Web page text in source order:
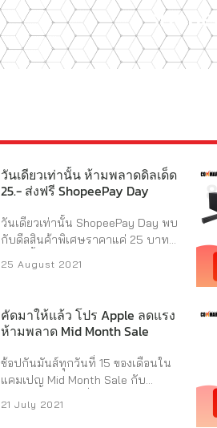
วันเดียวเท่านั้น ห้ามพลาดดิลเด็ด
25.- ส่งฟรี ShopeePay Day
วันเดียวเท่านั้น ShopeePay Day พบ
กับดีลสินค้าพิเศษราคาแค่ 25 บาท
ให้รีบไปกดแจ้งเตือนกันก่อน เพราะ
แบบนี้ ต้องรีบไปช้อปด่วน
สินค้าราคาดี กดใส่ตะกร้ากันได้เลย
>> https://shp.ee/udsebd3 ไอเท็ม
สุดฮอต ราคาแค่ 25 บาท ต้องไปโดน
เที่ยงนี้มี Nintendo Switch กล่องแดง
ไปช้อปกันได้เลย >>
https://shp.ee/avybem3 เย็นนี้มี
25 August 2021
คัดมาให้แล้ว โปร Apple ลดแรง
ห้ามพลาด Mid Month Sale
ช้อปกันมันส์ทุกวันที่ 15 ของเดือนใน
แคมเปญ Mid Month Sale กับ
แบบไม่จกตา วันนี้วันเดียวเท่านั้น
21 July 2021